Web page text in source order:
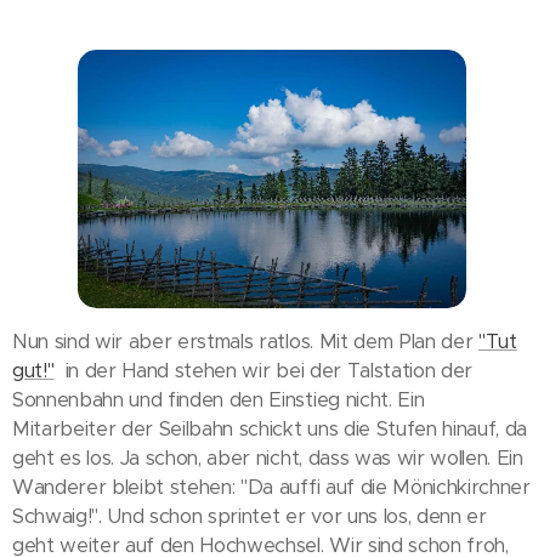
Nun sind wir aber erstmals ratlos. Mit dem Plan der"Tut
gut!" in der Hand stehen wir bei der Talstation der
Sonnenbahn und finden den Einstieg nicht. Ein
Mitarbeiter der Seilbahn schickt uns die Stufen hinauf, da
geht es los. Ja schon, aber nicht, dass was wir wollen. Ein
Wanderer bleibt stehen: "Da auffi auf die Mönichkirchner
Schwaig!". Und schon sprintet er vor uns los, denn er
geht weiter auf den Hochwechsel. Wir sind schon froh,